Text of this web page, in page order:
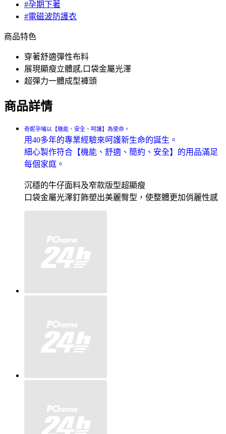
#孕期下著
#電磁波防護衣
商品特色
穿著舒適彈性布料
展現顯瘦立體感,口袋金屬光澤
超彈力一體成型褲頭
商品詳情
奇妮孕哺以【機能、安全、呵護】為使命。
用40多年的專業經驗來呵護新生命的誕生。
細心製作符合【機能、舒適、簡約、安全】的用品滿足
每個家庭。
沉穩的牛仔面料及窄款版型超顯瘦
口袋金屬光澤釘飾塑出美麗臀型，使整體更加俏麗性感